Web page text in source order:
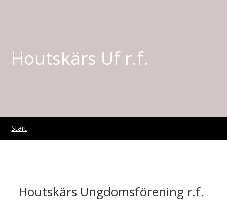
Houtskärs Uf r.f.
Start
Houtskärs Ungdomsförening r.f.